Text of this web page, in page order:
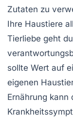
Zutaten zu
Ihre Haustiere
Tierliebe geht
sollte Wert auf
eigenen
Ernährung kann